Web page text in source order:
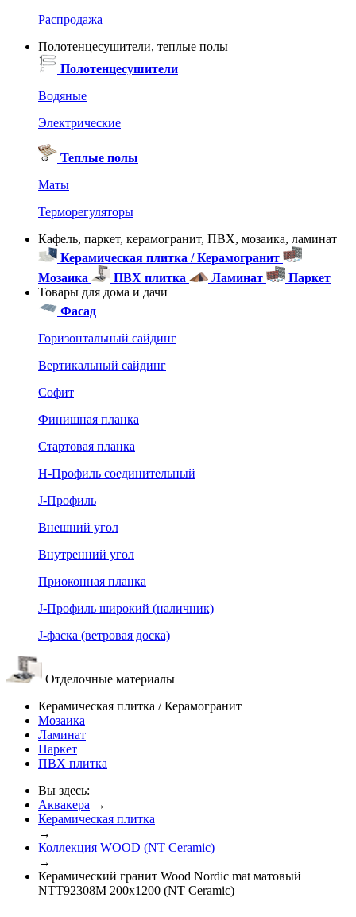
Распродажа
Полотенцесушители, теплые полы
Полотенцесушители
Водяные
Электрические
Теплые полы
Маты
Терморегуляторы
Кафель, паркет, керамогранит, ПВХ, мозаика, ламинат
Керамическая плитка / Керамогранит
Мозаика
ПВХ плитка Ламинат
Паркет
Товары для дома и дачи
Фасад
Горизонтальный сайдинг
Вертикальный сайдинг
Софит
Финишная планка
Стартовая планка
Н-Профиль соединительный
J-Профиль
Внешний угол
Внутренний угол
Приоконная планка
J-Профиль широкий (наличник)
J-фаска (ветровая доска)
Отделочные материалы
Керамическая плитка / Керамогранит
Мозаика
Ламинат
Паркет
ПВХ плитка
Вы здесь:
Аквакера →
Керамическая плитка
→
Коллекция WOOD (NT Ceramic)
→
Керамический гранит Wood Nordic mat матовый
NTT92308M 200x1200 (NT Ceramic)